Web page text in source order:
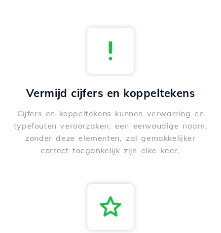
Vermijd cijfers en koppeltekens
Cijfers en koppeltekens kunnen verwarring en
typefouten veroorzaken; een eenvoudige naam,
zonder deze elementen, zal gemakkelijker
correct toegankelijk zijn elke keer.